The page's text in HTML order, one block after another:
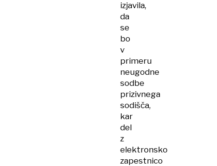
izjavila,
da
se
bo
v
primeru
neugodne
sodbe
prizivnega
sodišča,
kar
del
z
elektronsko
zapestnico